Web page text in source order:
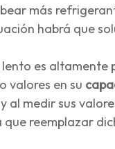
más
habrá que
es altamente
valores en su
y al medir sus
que reemplazar